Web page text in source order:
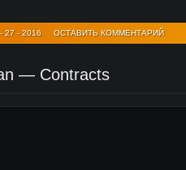
27 - 2016 ОСТАВИТЬ КОММЕНТАРИЙ
— Contracts